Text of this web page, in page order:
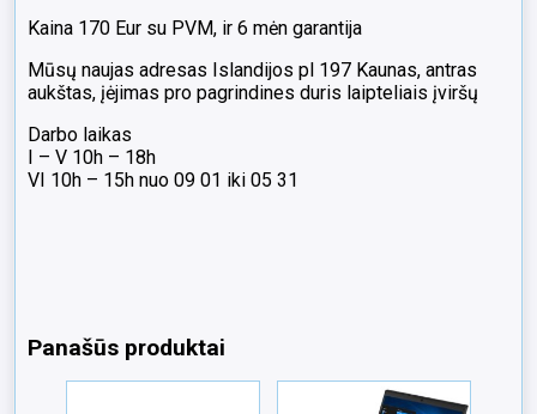
Kaina 170 Eur su PVM, ir 6 mėn garantija
Mūsų naujas adresas Islandijos pl 197 Kaunas, antras
aukštas, įėjimas pro pagrindines duris laipteliais įviršų
Darbo laikas
I – V 10h – 18h
VI 10h – 15h nuo 09 01 iki 05 31
Panašūs produktai